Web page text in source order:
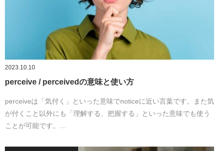
2023.10.10
perceive / perceivedの意味と使い方
perceiveは「気付く」といった意味でnoticeに近い言葉です。また気
が付くこと以外にも「理解する、把握する」といった意味でも使う
ことが可能です。…